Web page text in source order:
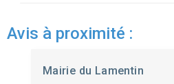
Avis à proximité :
Mairie du Lamentin